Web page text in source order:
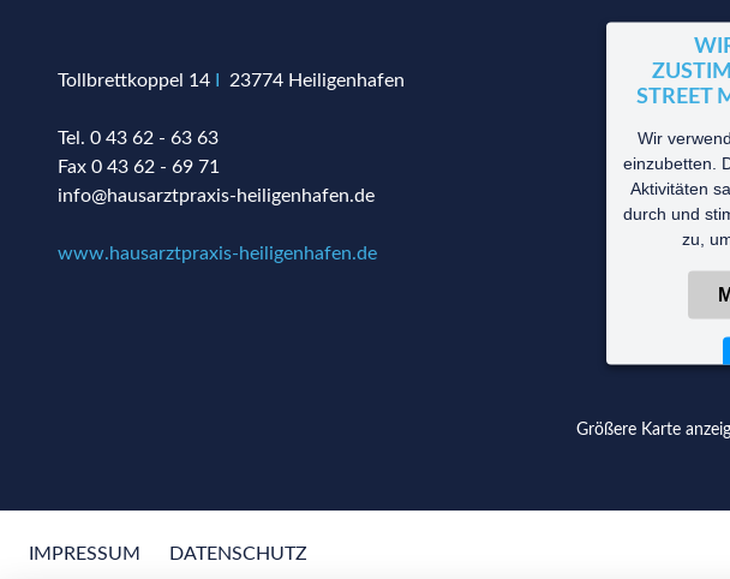
Tollbrettkoppel 14 23774 Heiligenhafen
Tel. 0 43 62 - 63 63
Fax 0 43 62 - 69 71
info@hausarztpraxis-heiligenhafen.de
www.hausarztpraxis-heiligenhafen.de
STREET
Wir
einzubetten.
Aktivitäten
durch und
zu,
Größere Karte
IMPRESSUM DATENSCHUTZ